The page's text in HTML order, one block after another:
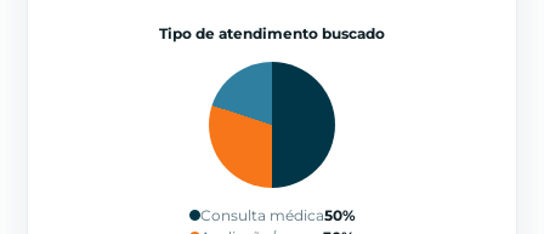
Tipo de atendimento buscado
Consulta médica50%